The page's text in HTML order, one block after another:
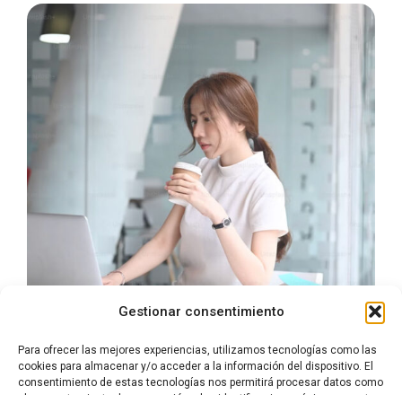
Gestionar consentimiento
Para ofrecer las mejores experiencias, utilizamos tecnologías como las
cookies para almacenar y/o acceder a la información del dispositivo. El
consentimiento de estas tecnologías nos permitirá procesar datos como